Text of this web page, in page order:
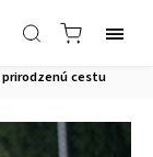
cestu